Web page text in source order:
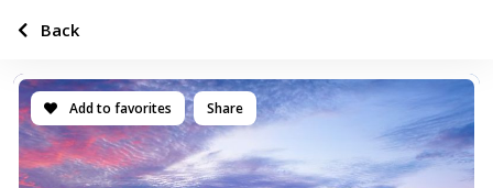
Add to favorites Share
Back